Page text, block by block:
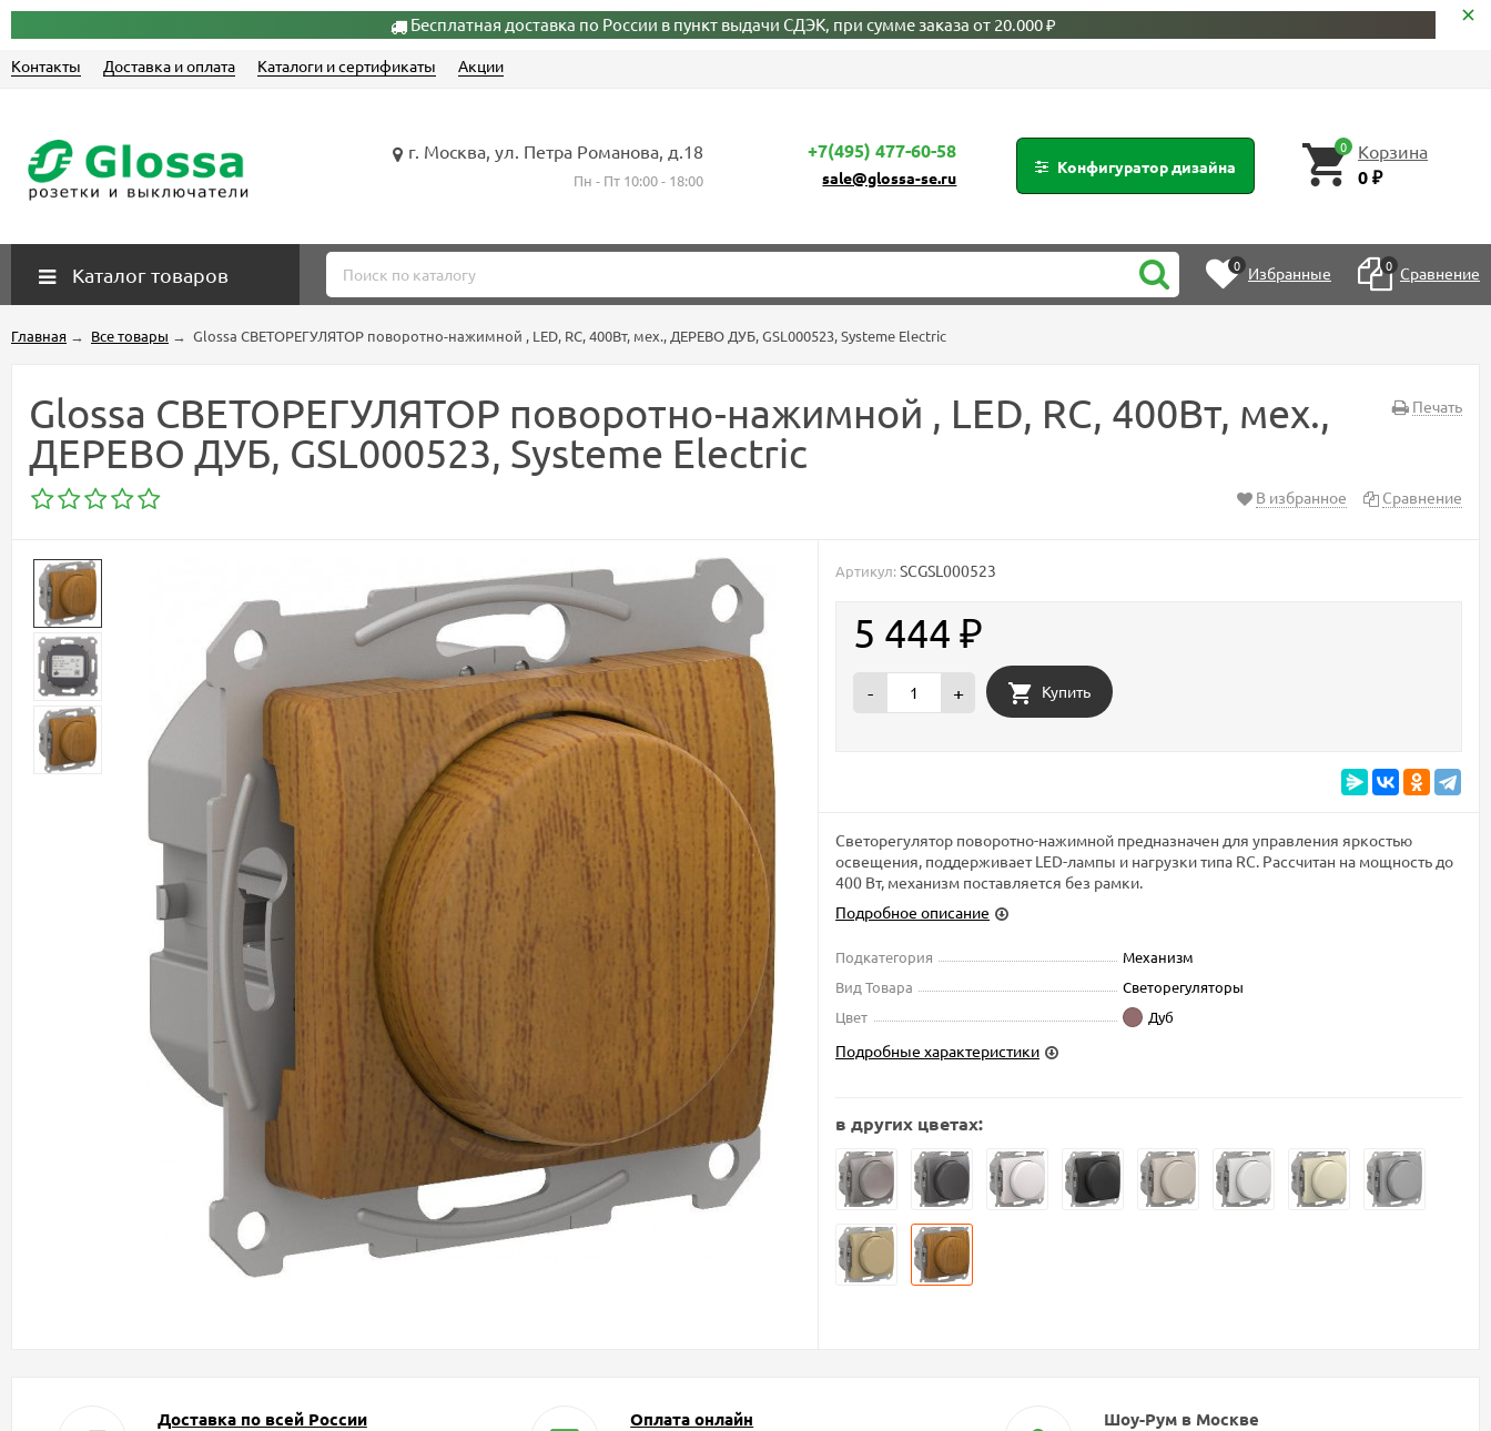
Бесплатная доставка по России в пункт выдачи СДЭК, при сумме заказа от 20.000 ₽
Контакты Доставка и оплата Каталоги и сертификаты Акции
г. Москва, ул. Петра Романова, д.18
Пн - Пт 10:00 - 18:00
+7(495) 477-60-58
sale@glossa-se.ru
Конфигуратор дизайна
0 Корзина
0₽
Каталог товаров 0 Избранные 0 Сравнение
Главная → Все товары → Glossa СВЕТОРЕГУЛЯТОР поворотно-нажимной , LED, RC, 400Вт, мех., ДЕРЕВО ДУБ, GSL000523, Systeme Electric
Печать
Glossa СВЕТОРЕГУЛЯТОР поворотно-нажимной , LED, RC, 400Вт, мех.,
ДЕРЕВО ДУБ, GSL000523, Systeme Electric
В избранное Сравнение
Артикул: SCGSL000523
5 444₽
- + Купить
Светорегулятор поворотно-нажимной предназначен для управления яркостью
освещения, поддерживает LED-лампы и нагрузки типа RC. Рассчитан на мощность до
400 Вт, механизм поставляется без рамки.
Подробное описание
Подкатегория
Механизм
Вид Товара
Светорегуляторы
Цвет
Дуб
Подробные характеристики
в других цветах:
Доставка по всей России Оплата онлайн Шоу-Рум в Москве